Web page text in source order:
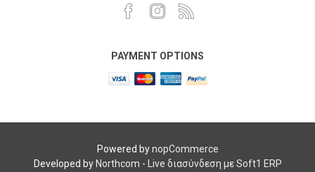
PAYMENT OPTIONS
Powered bynopCommerce
Developed by Northcom - Live διασύνδεση με Soft1 ERP